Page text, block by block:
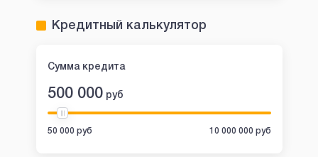
Кредитный калькулятор
Сумма кредита
500 000 руб
50 000 руб 10 000 000 руб